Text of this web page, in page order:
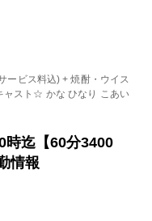
ービス料込) + 焼酎・ウイス
ャスト☆ かな ひなり こあい
時迄【60分3400
情報